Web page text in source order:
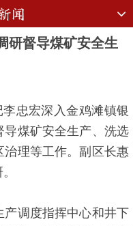
研督导煤矿安全生
忠宏深入金鸡滩镇银
煤矿安全生产、洗选
理等工作。副区长惠
调度指挥中心和井下